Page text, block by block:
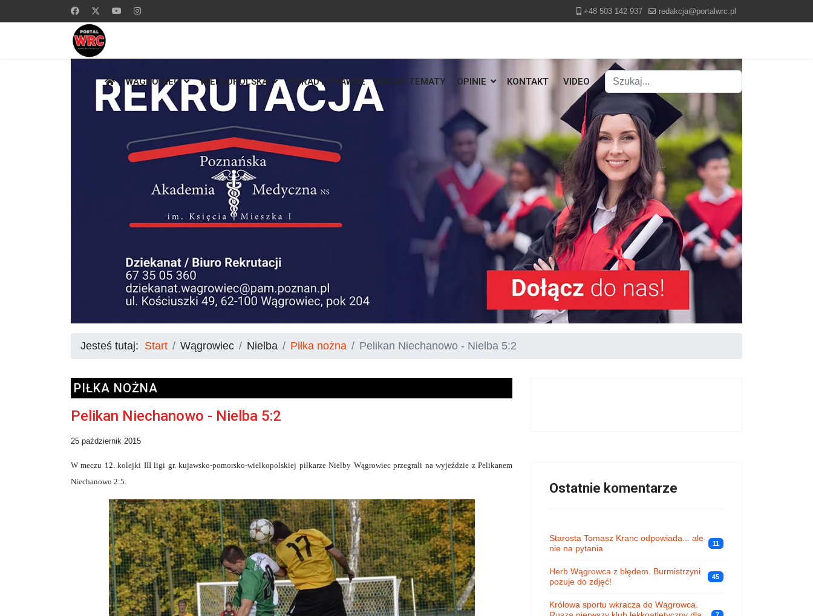
+48 503 142 937 redakcja@portalwrc.pl
WĄGROWIEC WIELKOPOLSKA PORADY PRAWNE WASZE TEMATY OPINIE KONTAKT VIDEO
Szukaj
Type 2 or more characters for results.
Jesteś tutaj: Start Wągrowiec Nielba Piłka nożna Pelikan Niechanowo - Nielba 5:2
PIŁKA NOŻNA
Pelikan Niechanowo - Nielba 5:2
25 październik 2015
W meczu 12. kolejki III ligi gr. kujawsko-pomorsko-wielkopolskiej piłkarze Nielby Wągrowiec przegrali na wyjeździe z Pelikanem
Niechanowo 2:5.
Ostatnie komentarze
Starosta Tomasz Kranc odpowiada... ale
nie na pytania
11
Herb Wągrowca z błędem. Burmistrzyni
pozuje do zdjęć!
45
Królowa sportu wkracza do Wągrowca.